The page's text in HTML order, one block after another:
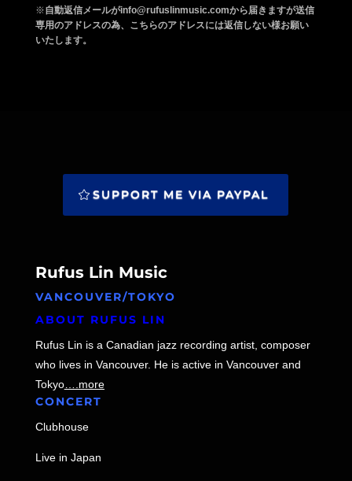
※自動返信メールがinfo@rufuslinmusic.comから届きますが送信
専用のアドレスの為、こちらのアドレスには返信しない様お願い
いたします。
SUPPORT ME VIA PAYPAL
Rufus Lin Music
VANCOUVER/TOKYO
ABOUT RUFUS LIN
Rufus Lin is a Canadian jazz recording artist, composer
who lives in Vancouver. He is active in Vancouver and
Tokyo….more
CONCERT
Clubhouse
Live in Japan